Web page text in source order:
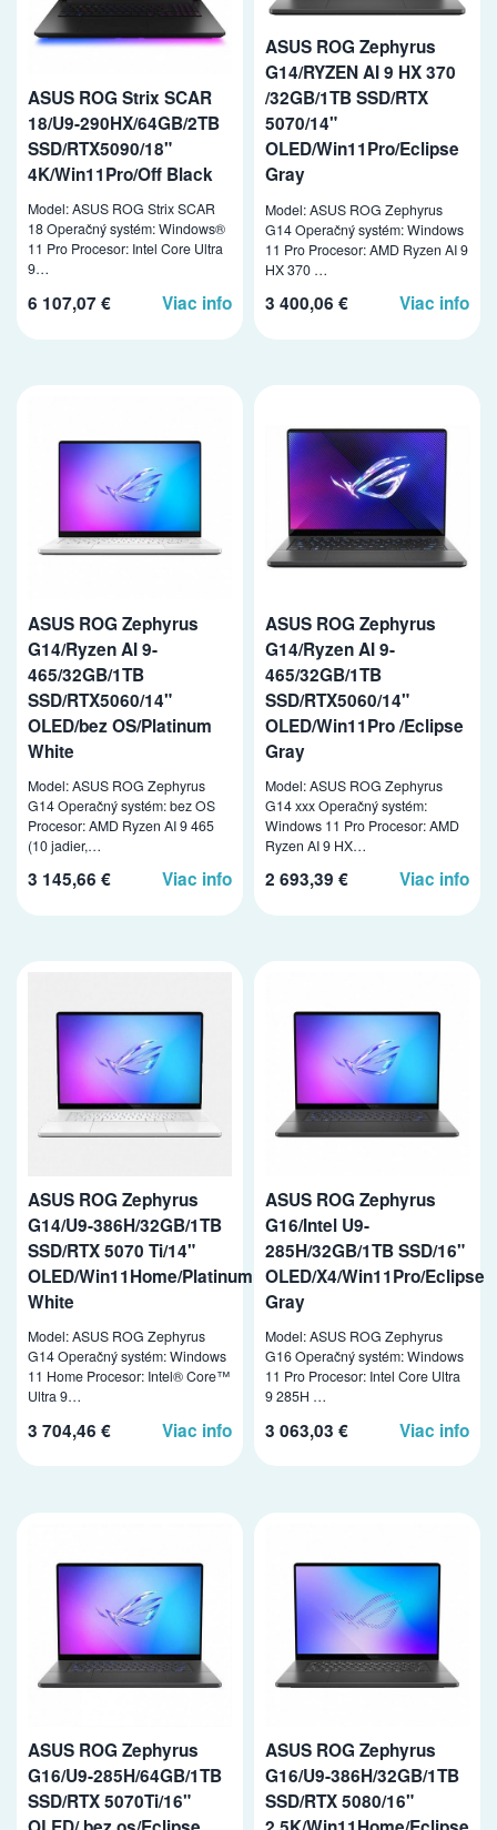
ASUS ROG Strix SCAR
18/U9-290HX/64GB/2TB
SSD/RTX5090/18"
4K/Win11Pro/Off Black
Model: ASUS ROG Strix SCAR
18 Operačný systém: Windows®
11 Pro Procesor: Intel Core Ultra
9…
6 107,07 € Viac info
ASUS ROG Zephyrus
G14/RYZEN AI 9 HX 370
/32GB/1TB SSD/RTX
5070/14"
OLED/Win11Pro/Eclipse
Gray
Model: ASUS ROG Zephyrus
G14 Operačný systém: Windows
11 Pro Procesor: AMD Ryzen AI 9
HX 370 …
3 400,06 € Viac info
ASUS ROG Zephyrus
G14/Ryzen AI 9-
465/32GB/1TB
SSD/RTX5060/14"
OLED/bez OS/Platinum
White
Model: ASUS ROG Zephyrus
G14 Operačný systém: bez OS
Procesor: AMD Ryzen AI 9 465
(10 jadier,…
3 145,66 € Viac info
ASUS ROG Zephyrus
G14/Ryzen AI 9-
465/32GB/1TB
SSD/RTX5060/14"
OLED/Win11Pro /Eclipse
Gray
Model: ASUS ROG Zephyrus
G14 xxx Operačný systém:
Windows 11 Pro Procesor: AMD
Ryzen AI 9 HX…
2 693,39 € Viac info
ASUS ROG Zephyrus
G14/U9-386H/32GB/1TB
SSD/RTX 5070 Ti/14"
OLED/Win11Home/Platinum
White
Model: ASUS ROG Zephyrus
G14 Operačný systém: Windows
11 Home Procesor: Intel® Core™
Ultra 9…
3 704,46 € Viac info
ASUS ROG Zephyrus
G16/Intel U9-
285H/32GB/1TB SSD/16"
OLED/X4/Win11Pro/Eclipse
Gray
Model: ASUS ROG Zephyrus
G16 Operačný systém: Windows
11 Pro Procesor: Intel Core Ultra
9 285H …
3 063,03 € Viac info
ASUS ROG Zephyrus
G16/U9-285H/64GB/1TB
SSD/RTX 5070Ti/16"
ASUS ROG Zephyrus
G16/U9-386H/32GB/1TB
SSD/RTX 5080/16"